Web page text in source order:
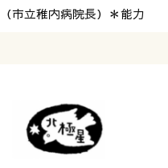
市立稚内病院長）＊能力